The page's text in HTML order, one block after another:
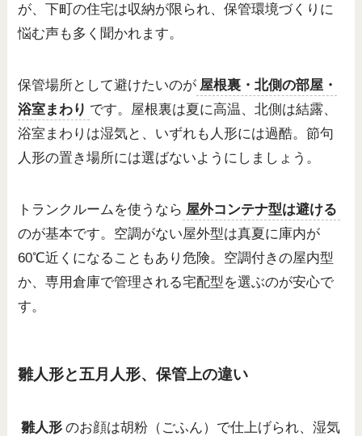
が、下町の住宅は収納が限られ、保管環境づくりに
悩む声も多く聞かれます。
保管場所として避けたいのが 屋根裏・北側の部屋・
浴室まわり です。屋根裏は夏に高温、北側は結露、
浴室まわりは湿気と、いずれも人形には過酷。節句
人形の置き場所には選ばないようにしましょう。
トランクルームを使うなら 屋外コンテナ型は避ける
のが基本です。空調がない屋外型は真夏に庫内が
60℃近くになることもあり危険。空調付きの屋内型
か、専用倉庫で管理される宅配型を選ぶのが安心で
す。
雛人形と五月人形、保管上の違い
雛人形 のお顔は胡粉（ごふん）で仕上げられ、湿気